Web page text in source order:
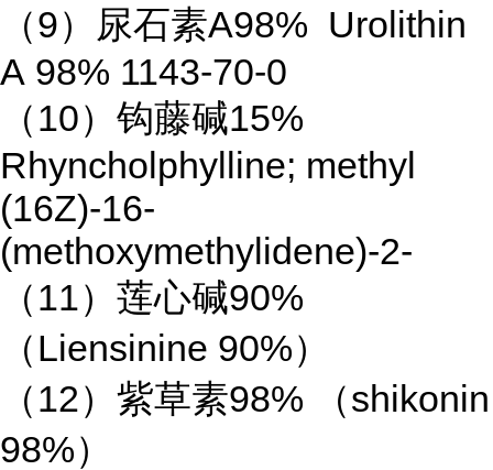
（9）尿石素A98% Urolithin
A 98% 1143-70-0
（10）钩藤碱15%
Rhyncholphylline; methyl
(16Z)-16-
(methoxymethylidene)-2-
（11）莲心碱90%
（Liensinine 90%）
（12）紫草素98% （shikonin
98%）